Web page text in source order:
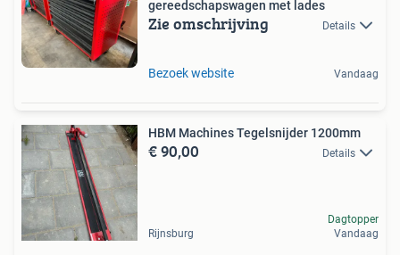
gereedschapswagen met lades
Zie omschrijving Details
Bezoek website Vandaag
HBM Machines Tegelsnijder 1200mm
€ 90,00 Details
Rijnsburg
Dagtopper
Vandaag